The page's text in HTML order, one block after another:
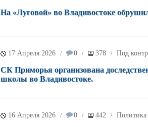
На «Луговой» во Владивостоке
17 Апреля 2026 / 0 / 378 / Под
СК Приморья организована
школы во Владивостоке.
16 Апреля 2026 / 0 / 442 / Политика